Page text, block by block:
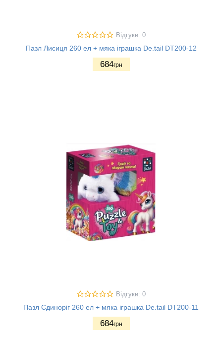
Відгуки: 0
Пазл Лисиця 260 ел + мяка іграшка De.tail DT200-12
684грн
Відгуки: 0
Пазл Єдиноріг 260 ел + мяка іграшка De.tail DT200-11
684грн